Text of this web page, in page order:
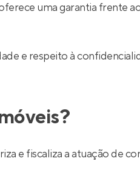
uma garantia frente
e respeito à
e fiscaliza a atuação de